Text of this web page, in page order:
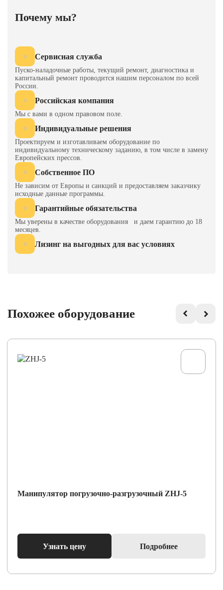
Почему мы?
Сервисная служба
Пуско-наладочные работы, текущий ремонт, диагностика и
капитальный ремонт проводится нашим персоналом по всей
России.
Российская компания
Мы с вами в одном правовом поле.
Индивидуальные решения
Проектируем и изготавливаем оборудование по
индивидуальному техническому заданию, в том числе в замену
Европейских прессов.
Собственное ПО
Не зависим от Европы и санкций и предоставляем заказчику
исходные данные программы.
Гарантийные обязательства
Мы уверены в качестве оборудования и даем гарантию до 18
месяцев.
Лизинг на выгодных для вас условиях
Похожее оборудование
Манипулятор погрузочно-разгрузочный ZHJ-5
Узнать цену Подробнее